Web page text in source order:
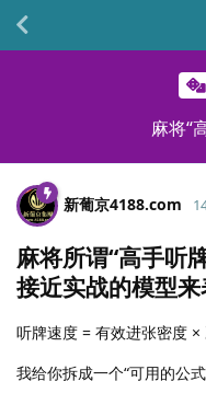
麻将“
新葡京4188.​com
麻将所谓“高手听
接近实战的模型来
听牌速度 = 有效进张密度
我给你拆成一个“可用的公式